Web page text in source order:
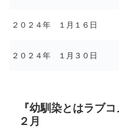
２０２４年 １月１６日
２０２４年 １月３０日
『幼馴染とはラブ
２月